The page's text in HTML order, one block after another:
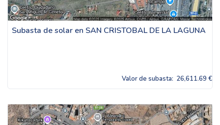
Subasta de solar en SAN CRISTOBAL DE LA LAGUNA
Valor de subasta: 26,611.69 €